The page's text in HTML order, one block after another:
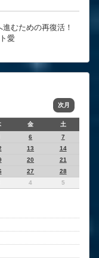
むための再復活！
愛
次月
金
土
6
7
13
14
20
21
27
28
4 5